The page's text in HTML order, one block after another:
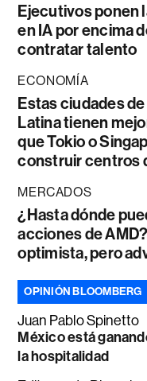
Ejecutivos ponen
en IA por encima
contratar talento
ECONOMÍA
Estas ciudades
Latina tienen
que Tokio o
construir centros
MERCADOS
¿Hasta dónde
acciones de
optimista, pero
OPINIÓN BLOOMBERG
Juan Pablo Spinetto
México está
la hospitalidad